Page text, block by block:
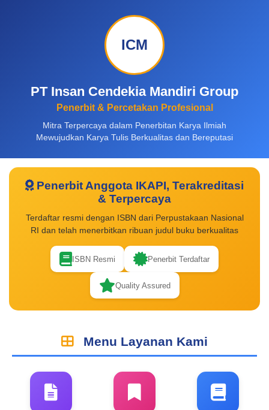
ICM
PT Insan Cendekia Mandiri Group
Penerbit & Percetakan Profesional
Mitra Terpercaya dalam Penerbitan Karya Ilmiah
Mewujudkan Karya Tulis Berkualitas dan Bereputasi
Penerbit Anggota IKAPI, Terakreditasi
& Terpercaya
Terdaftar resmi dengan ISBN dari Perpustakaan Nasional
RI dan telah menerbitkan ribuan judul buku berkualitas
ISBN Resmi Penerbit Terdaftar
Quality Assured
Menu Layanan Kami